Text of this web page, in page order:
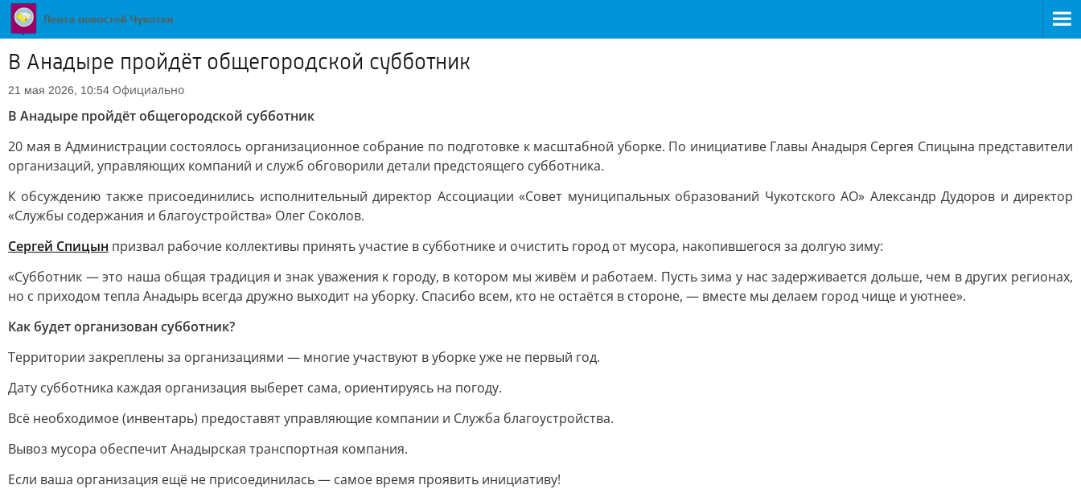
В Анадыре пройдёт общегородской субботник
21 мая 2026, 10:54 Официально
В Анадыре пройдёт общегородской субботник
20 мая в Администрации состоялось организационное собрание по подготовке к масштабной уборке. По инициативе Главы Анадыря Сергея Спицына представители
организаций, управляющих компаний и служб обговорили детали предстоящего субботника.
К обсуждению также присоединились исполнительный директор Ассоциации «Совет муниципальных образований Чукотского АО» Александр Дудоров и директор
«Службы содержания и благоустройства» Олег Соколов.
Сергей Спицын призвал рабочие коллективы принять участие в субботнике и очистить город от мусора, накопившегося за долгую зиму:
«Субботник — это наша общая традиция и знак уважения к городу, в котором мы живём и работаем. Пусть зима у нас задерживается дольше, чем в других регионах,
но с приходом тепла Анадырь всегда дружно выходит на уборку. Спасибо всем, кто не остаётся в стороне, — вместе мы делаем город чище и уютнее».
Как будет организован субботник?
Территории закреплены за организациями — многие участвуют в уборке уже не первый год.
Дату субботника каждая организация выберет сама, ориентируясь на погоду.
Всё необходимое (инвентарь) предоставят управляющие компании и Служба благоустройства.
Вывоз мусора обеспечит Анадырская транспортная компания.
Если ваша организация ещё не присоединилась — самое время проявить инициативу!